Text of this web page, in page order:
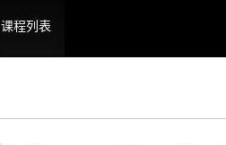
课程列表